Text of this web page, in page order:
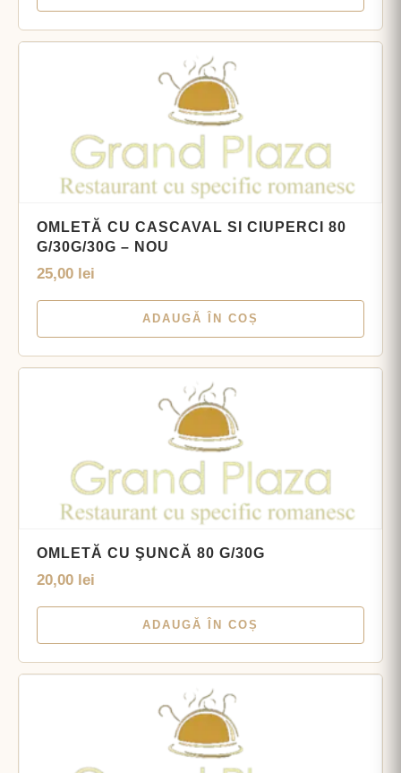
OMLETĂ CU CASCAVAL SI CIUPERCI 80
G/30G/30G – NOU
25,00 lei
ADAUGĂ ÎN COȘ
OMLETĂ CU ŞUNCĂ 80 G/30G
20,00 lei
ADAUGĂ ÎN COȘ